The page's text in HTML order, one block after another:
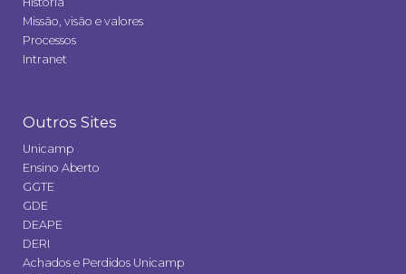
Missão, visão e valores
Processos
Intranet
Outros Sites
Unicamp
Ensino Aberto
GGTE
GDE
DEAPE
DERI
Achados e Perdidos Unicamp